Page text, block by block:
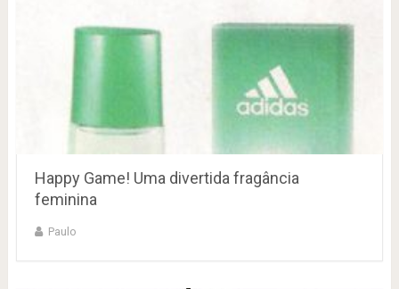
Happy Game! Uma divertida fragância
feminina
Paulo